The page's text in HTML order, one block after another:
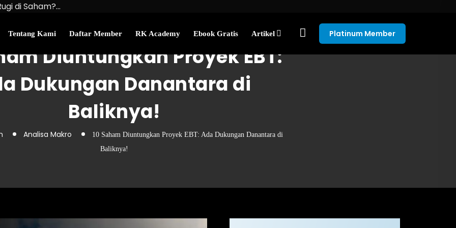
di Saham?…
Uang Perlu…
Tentang Kami Daftar Member RK Academy Ebook Gratis Artikel Platinum Member
Diuntungkan Proyek EBT:
Dukungan Danantara di
Baliknya!
Analisa Makro
10 Saham Diuntungkan Proyek EBT: Ada Dukungan Danantara di
Baliknya!